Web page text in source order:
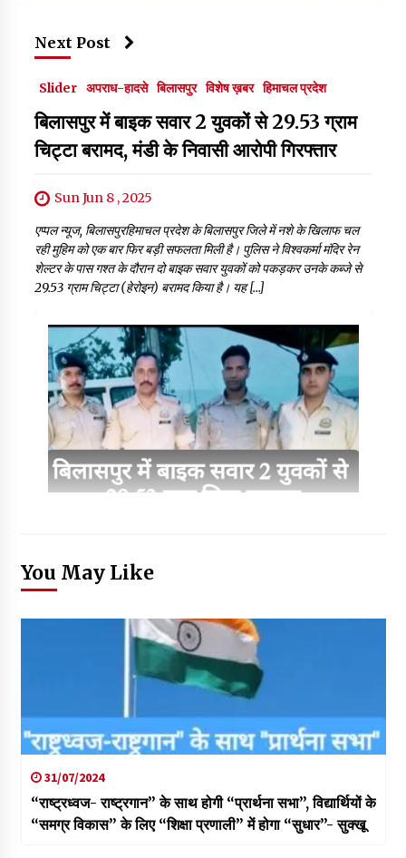
Next Post
Slider अपराध-हादसे बिलासपुर विशेष ख़बर हिमाचल प्रदेश
बिलासपुर में बाइक सवार 2 युवकों से 29.53 ग्राम
चिट्टा बरामद, मंडी के निवासी आरोपी गिरफ्तार
Sun Jun 8 , 2025
एप्पल न्यूज, बिलासपुरहिमाचल प्रदेश के बिलासपुर जिले में नशे के खिलाफ चल
रही मुहिम को एक बार फिर बड़ी सफलता मिली है। पुलिस ने विश्वकर्मा मंदिर रेन
शेल्टर के पास गश्त के दौरान दो बाइक सवार युवकों को पकड़कर उनके कब्जे से
29.53 ग्राम चिट्टा (हेरोइन) बरामद किया है। यह […]
You May Like
31/07/2024
“राष्ट्रध्वज- राष्ट्रगान” के साथ होगी “प्रार्थना सभा”, विद्यार्थियों के
“समग्र विकास” के लिए “शिक्षा प्रणाली” में होगा “सुधार”- सुक्खू